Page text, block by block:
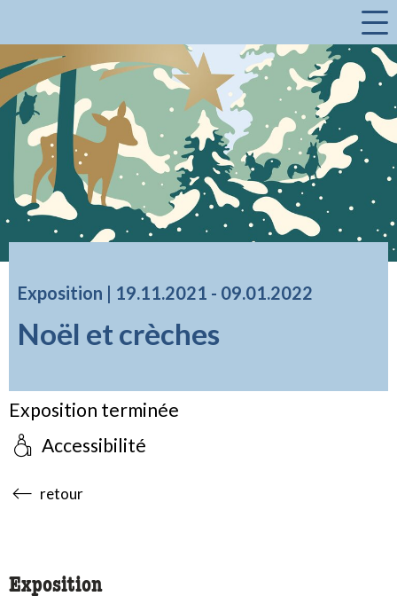
Noël et crèches
Exposition | 19.11.2021 accessibility.time_to
- 09.01.2022
Exposition terminée
Accessibilité
accessibility.sr-only.body-term
retour
Exposition